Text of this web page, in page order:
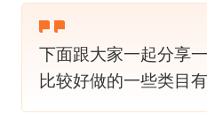
下面跟大家一起分享
比较好做的一些类目有